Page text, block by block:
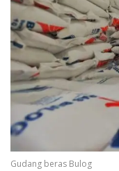
Gudang beras Bulog